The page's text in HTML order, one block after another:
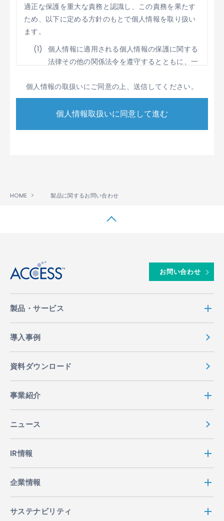
適正な保護を重大な責務と認識し、この責務を果たす
ため、以下に定める方針のもとで個人情報を取り扱い
ます。
個人情報に適用される個人情報の保護に関する
法律その他の関係法令を遵守するとともに、一
に関する慣行に準拠し、適切に取り扱います。
また、適宜、取扱いの改善に努めます。
個人情報の取扱いに関する規程を明確にし、こ
個人情報の漏洩、紛失、改ざん等を防止するた
法でお受けし、誠意をもって対処いたします。
1.2 ACCESSは、第1.1項に定める方針に基づき、具体
的には、次条以下に定める内容に従って個人情報を取
り扱います。
で利用させて頂きます。但し、採用に関連して取得し
た個人情報については、採用にかかる業務（選考・連
絡・手続き等）にのみ利用いたします。
お客様からご注文・お申込頂いた製品・サービ
ACCESSの製品・サービス等に関するお知ら
お客様から頂いたお問合せ等への回答
個人情報の取扱いにご同意の上、送信してください。
HOME 製品に関するお問い合わせ
お問い合わせ
製品・サービス
導入事例
資料ダウンロード
事業紹介
ニュース
IR情報
企業情報
サステナビリティ